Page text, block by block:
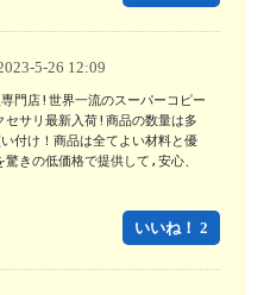
5-26 12:09
セサリ最新入荷!商品の数量は多
付け！商品は全てよい材料と優
きの低価格で提供して,安心、
いいね！ 2